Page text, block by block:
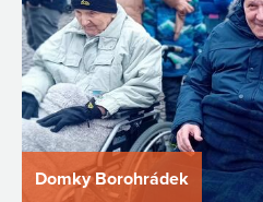
Domky Borohrádek